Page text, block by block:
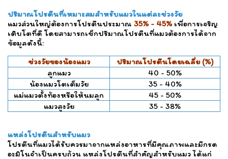
ปริมาณโปรตีนที่เหมาะสมสำหรับแมวในแต่ละช่วงวัย
แมวส่วนใหญ่ต้องการโปรตีนประมาณ 35% - 45%เพื่อการเจริญ
เติบโตที่ดี โดยสามารถเช็กปริมาณโปรตีนที่แมวต้องการได้จาก
ข้อมูลดังนี้:
ช่วงวัยของน้องแมว
ปริมาณโปรตีนโดยเฉลี่ย (%)
ลูกแมว
40 - 50%
น้องแมวโตเต็มวัย
35 - 40%
แม่แมวตั้งท้องหรือให้นมลูก
45 - 50%
แมวสูงวัย
35 - 38%
แหล่งโปรตีนสำหรับแมว
โปรตีนที่แมวได้รับควรมาจากแหล่งอาหารที่มีคุณภาพและมีกรด
อะมิโนจำเป็นครบถ้วน แหล่งโปรตีนที่สำคัญสำหรับแมว ได้แก่